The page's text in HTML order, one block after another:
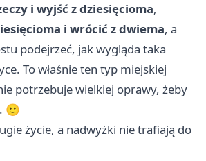
i wyjść z dziesięcioma,
i wrócić z dwiema, a
podejrzeć, jak wygląda taka
To właśnie ten typ miejskiej
potrzebuje wielkiej oprawy, żeby
🙂
życie, a nadwyżki nie trafiają do